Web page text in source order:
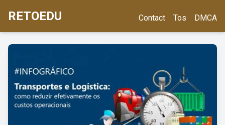
RETOEDU Contact Tos DMCA